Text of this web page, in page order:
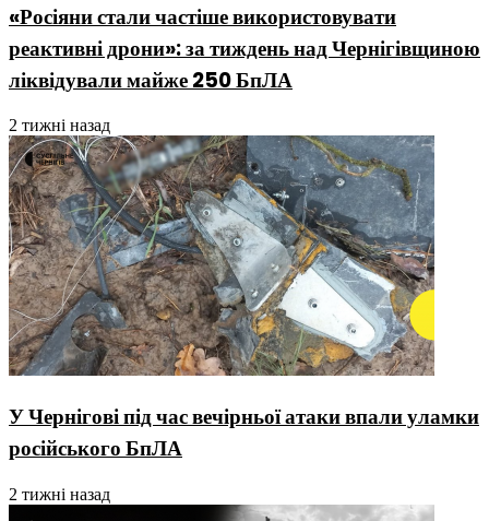
«Росіяни стали частіше використовувати
реактивні дрони»: за тиждень над Чернігівщиною
ліквідували майже 250 БпЛА
2 тижні назад
У Чернігові під час вечірньої атаки впали уламки
російського БпЛА
2 тижні назад